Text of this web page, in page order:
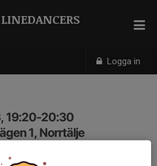
Logga in
19:20-20:30
1, Norrtälje